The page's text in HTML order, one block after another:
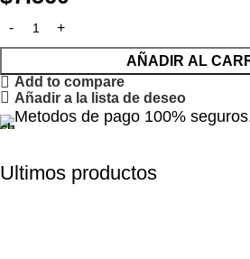
AÑADIR AL
Add to compare
Añadir a la lista de deseo
Metodos de pago 100%
Ultimos productos